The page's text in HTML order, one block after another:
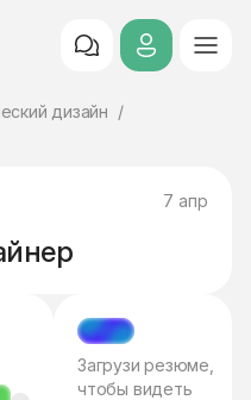
дизайн
7 апр
МЭТЧ
Загрузи резюме,
чтобы видеть